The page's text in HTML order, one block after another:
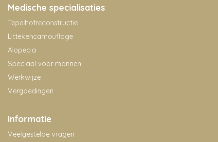
Medische specialisaties
Tepelhofreconstructie
Littekencamouflage
Alopecia
Speciaal voor mannen
Werkwijze
Vergoedingen
Informatie
Veelgestelde vragen